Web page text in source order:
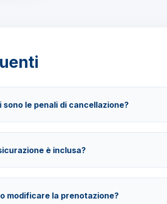
sono le penali di cancellazione?
facoltativa è possibile ottenere il rimborso del
è inclusa?
spese mediche e bagagli.
modificare la prenotazione?